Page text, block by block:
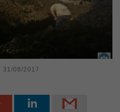
31/08/2017